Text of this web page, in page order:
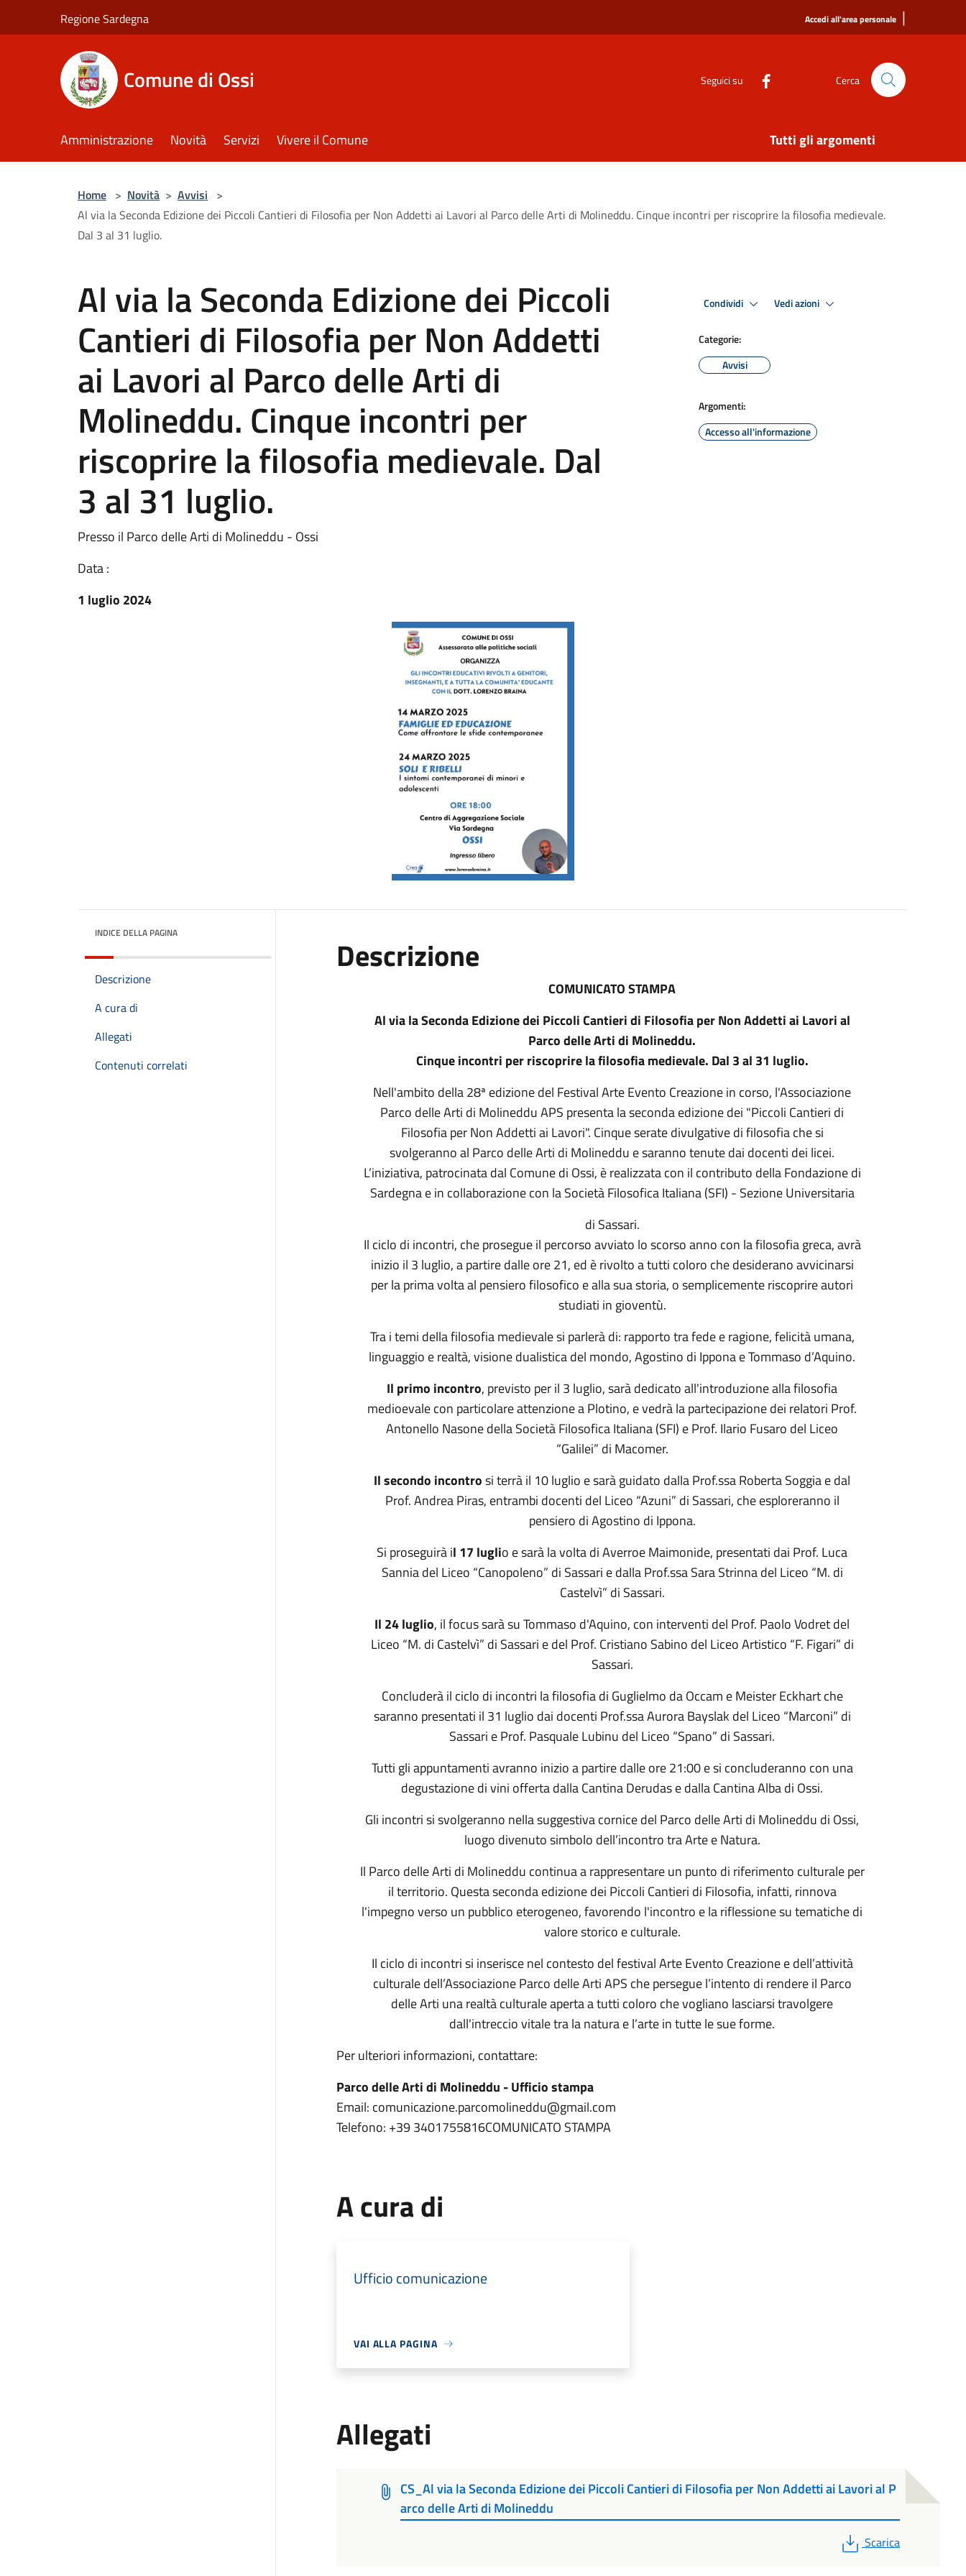
Regione Sardegna Accedi all'area personale |
Comune di Ossi Seguici su Cerca
Amministrazione Novità Servizi Vivere il Comune Tutti gli argomenti
Home > Novità > Avvisi >
Al via la Seconda Edizione dei Piccoli Cantieri di Filosofia per Non Addetti ai Lavori al Parco delle Arti di Molineddu. Cinque incontri per riscoprire la filosofia medievale.
Dal 3 al 31 luglio.
Al via la Seconda Edizione dei Piccoli
Cantieri di Filosofia per Non Addetti
ai Lavori al Parco delle Arti di
Molineddu. Cinque incontri per
riscoprire la filosofia medievale. Dal
3 al 31 luglio.
Presso il Parco delle Arti di Molineddu - Ossi
Data :
1 luglio 2024
Condividi Vedi azioni
Categorie:
Avvisi
Argomenti:
Accesso all'informazione
INDICE DELLA PAGINA
Descrizione
A cura di
Allegati
Contenuti correlati
Descrizione
COMUNICATO STAMPA
Al via la Seconda Edizione dei Piccoli Cantieri di Filosofia per Non Addetti ai Lavori al
Parco delle Arti di Molineddu.
Cinque incontri per riscoprire la filosofia medievale. Dal 3 al 31 luglio.
Nell'ambito della 28ª edizione del Festival Arte Evento Creazione in corso, l'Associazione
Parco delle Arti di Molineddu APS presenta la seconda edizione dei "Piccoli Cantieri di
Filosofia per Non Addetti ai Lavori". Cinque serate divulgative di filosofia che si
svolgeranno al Parco delle Arti di Molineddu e saranno tenute dai docenti dei licei.
L’iniziativa, patrocinata dal Comune di Ossi, è realizzata con il contributo della Fondazione di
Sardegna e in collaborazione con la Società Filosofica Italiana (SFI) - Sezione Universitaria
di Sassari.
Il ciclo di incontri, che prosegue il percorso avviato lo scorso anno con la filosofia greca, avrà
inizio il 3 luglio, a partire dalle ore 21, ed è rivolto a tutti coloro che desiderano avvicinarsi
per la prima volta al pensiero filosofico e alla sua storia, o semplicemente riscoprire autori
studiati in gioventù.
Tra i temi della filosofia medievale si parlerà di: rapporto tra fede e ragione, felicità umana,
linguaggio e realtà, visione dualistica del mondo, Agostino di Ippona e Tommaso d’Aquino.
Il primo incontro, previsto per il 3 luglio, sarà dedicato all'introduzione alla filosofia
medioevale con particolare attenzione a Plotino, e vedrà la partecipazione dei relatori Prof.
Antonello Nasone della Società Filosofica Italiana (SFI) e Prof. Ilario Fusaro del Liceo
“Galilei” di Macomer.
Il secondo incontrosi terrà il 10 luglio e sarà guidato dalla Prof.ssa Roberta Soggia e dal
Prof. Andrea Piras, entrambi docenti del Liceo “Azuni” di Sassari, che esploreranno il
pensiero di Agostino di Ippona.
Si proseguirà il 17 luglio e sarà la volta di Averroe Maimonide, presentati dai Prof. Luca
Sannia del Liceo “Canopoleno” di Sassari e dalla Prof.ssa Sara Strinna del Liceo “M. di
Castelvì” di Sassari.
Il 24 luglio, il focus sarà su Tommaso d'Aquino, con interventi del Prof. Paolo Vodret del
Liceo “M. di Castelvì” di Sassari e del Prof. Cristiano Sabino del Liceo Artistico “F. Figari” di
Sassari.
Concluderà il ciclo di incontri la filosofia di Guglielmo da Occam e Meister Eckhart che
saranno presentati il 31 luglio dai docenti Prof.ssa Aurora Bayslak del Liceo “Marconi” di
Sassari e Prof. Pasquale Lubinu del Liceo “Spano” di Sassari.
Tutti gli appuntamenti avranno inizio a partire dalle ore 21:00 e si concluderanno con una
degustazione di vini offerta dalla Cantina Derudas e dalla Cantina Alba di Ossi.
Gli incontri si svolgeranno nella suggestiva cornice del Parco delle Arti di Molineddu di Ossi,
luogo divenuto simbolo dell’incontro tra Arte e Natura.
Il Parco delle Arti di Molineddu continua a rappresentare un punto di riferimento culturale per
il territorio. Questa seconda edizione dei Piccoli Cantieri di Filosofia, infatti, rinnova
l'impegno verso un pubblico eterogeneo, favorendo l'incontro e la riflessione su tematiche di
valore storico e culturale.
Il ciclo di incontri si inserisce nel contesto del festival Arte Evento Creazione e dell’attività
culturale dell’Associazione Parco delle Arti APS che persegue l’intento di rendere il Parco
delle Arti una realtà culturale aperta a tutti coloro che vogliano lasciarsi travolgere
dall'intreccio vitale tra la natura e l’arte in tutte le sue forme.
Per ulteriori informazioni, contattare:
Parco delle Arti di Molineddu - Ufficio stampa
Email: comunicazione.parcomolineddu@gmail.com
Telefono: +39 3401755816COMUNICATO STAMPA
A cura di
Ufficio comunicazione
VAI ALLA PAGINA
Allegati
CS_Al via la Seconda Edizione dei Piccoli Cantieri di Filosofia per Non Addetti ai Lavori al P
arco delle Arti di Molineddu
PDF
Scarica